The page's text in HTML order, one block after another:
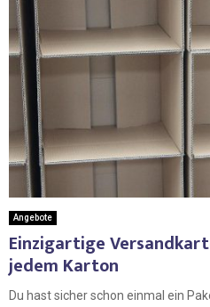
Angebote
Einzigartige
jedem Karton
Du hast sicher schon einmal ein